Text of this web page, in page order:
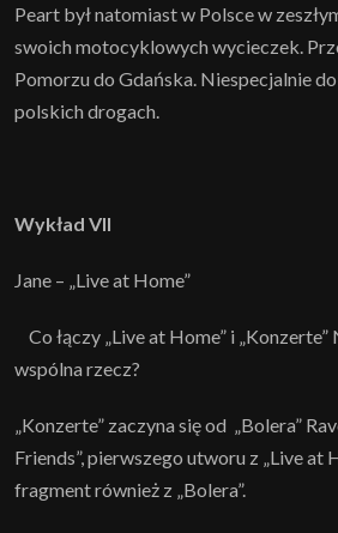
Peart był natomiast w Polsce w
swoich motocyklowych wycieczek.
Pomorzu do Gdańska. Niespecjalnie
polskich drogach.
Wykład VII
Jane – „Live at Home”
Co łączy „Live at Home” i „Konzerte”
wspólna rzecz?
„Konzerte” zaczyna się od „Bolera”
Friends”, pierwszego utworu z „Live at
fragment również z „Bolera”.